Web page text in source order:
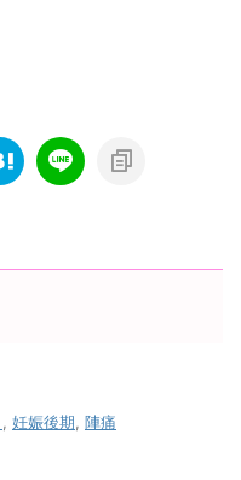
妊娠後期 陣痛